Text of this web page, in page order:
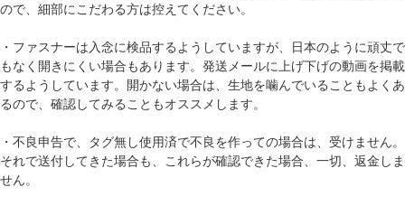
ので、細部にこだわる方は控えてください。
・ファスナーは入念に検品するようしていますが、日本のように頑丈で
もなく開きにくい場合もあります。発送メールに上げ下げの動画を掲載
するようしています。開かない場合は、生地を噛んでいることもよくあ
るので、確認してみることもオススメします。
・不良申告で、タグ無し使用済で不良を作っての場合は、受けません。
それで送付してきた場合も、これらが確認できた場合、一切、返金しま
せん。